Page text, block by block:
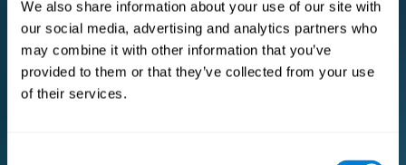
We also share information about your use of our site with
our social media, advertising and analytics partners who
may combine it with other information that you’ve
provided to them or that they’ve collected from your use
of their services.
اشتراك Pro Premium